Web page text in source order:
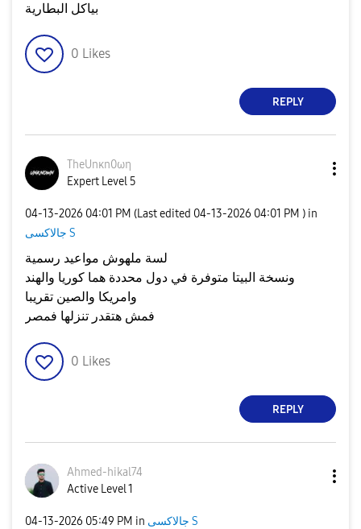
بياكل البطارية
0 Likes
REPLY
TheUnκn0ωη
Expert Level 5
‎04-13-2026 04:01 PM (Last edited ‎04-13-2026 04:01 PM ) in
جالاكسى S
لسة ملهوش مواعيد رسمية
ونسخة البيتا متوفرة في دول محددة هما كوريا والهند
وامريكا والصين تقريبا
فمش هتقدر تنزلها فمصر
0 Likes
REPLY
Ahmed-hikal74
Active Level 1
‎04-13-2026 05:49 PM in جالاكسى S